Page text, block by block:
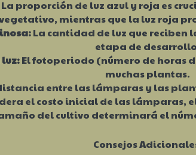
La proporción de luz azul y roja es
mientras que la luz roja
La cantidad de luz que reciben
etapa de
El fotoperiodo (número de horas
muchas plantas.
entre las lámparas y las
el costo inicial de las lámparas,
del cultivo determinará el
Consejos